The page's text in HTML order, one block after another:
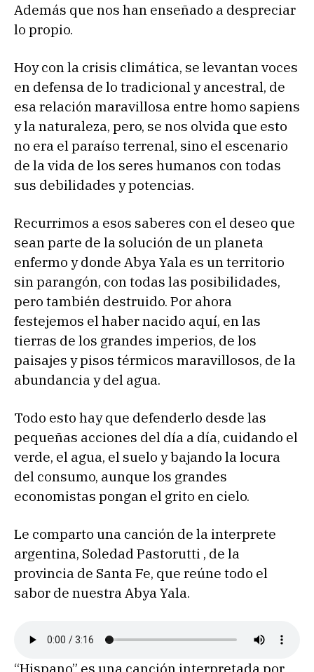
Además que nos han enseñado a despreciar
lo propio.
Hoy con la crisis climática, se levantan voces
en defensa de lo tradicional y ancestral, de
esa relación maravillosa entre homo sapiens
y la naturaleza, pero, se nos olvida que esto
no era el paraíso terrenal, sino el escenario
de la vida de los seres humanos con todas
sus debilidades y potencias.
Recurrimos a esos saberes con el deseo que
sean parte de la solución de un planeta
enfermo y donde Abya Yala es un territorio
sin parangón, con todas las posibilidades,
pero también destruido. Por ahora
festejemos el haber nacido aquí, en las
tierras de los grandes imperios, de los
paisajes y pisos térmicos maravillosos, de la
abundancia y del agua.
Todo esto hay que defenderlo desde las
pequeñas acciones del día a día, cuidando el
verde, el agua, el suelo y bajando la locura
del consumo, aunque los grandes
economistas pongan el grito en cielo.
Le comparto una canción de la interprete
argentina, Soledad Pastorutti , de la
provincia de Santa Fe, que reúne todo el
sabor de nuestra Abya Yala.
“Hispano” es una canción interpretada por